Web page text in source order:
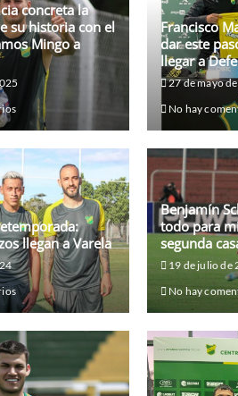
concreta la
su historia con el
Mingo a
Francisco
dar este
llegar a
27 de mayo
No hay
llegan a Varela
Benjamín
todo para
segunda
19 de julio de
No hay